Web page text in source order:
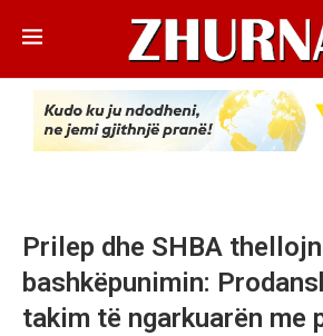
Prilep dhe SHBA
bashkëpunimin:
takim të ngarkuarën me